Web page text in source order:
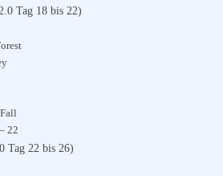
Tag 18 bis 22)
22
Tag 22 bis 26)